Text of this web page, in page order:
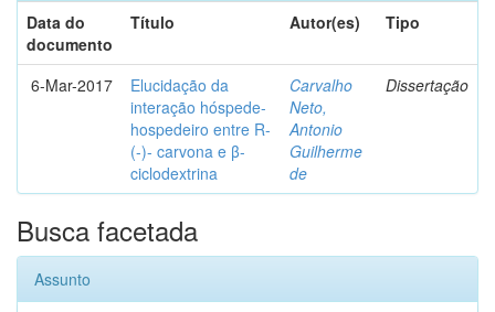
Data do
documento
Título Autor(es) Tipo
6-Mar-2017
Elucidação da
interação hóspede-
hospedeiro entre R-
(-)- carvona e β-
ciclodextrina
Carvalho
Neto,
Antonio
Guilherme
de
Dissertação
Busca facetada
Assunto